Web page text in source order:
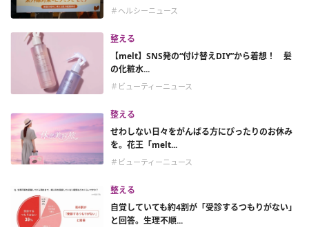
＃ヘルシーニュース
整える
【melt】SNS発の“付け替えDIY”から着想！ 髪
の化粧水...
＃ビューティーニュース
整える
せわしない日々をがんばる方にぴったりのお休み
を。花王「melt...
＃ビューティーニュース
整える
自覚していても約4割が「受診するつもりがない」
と回答。生理不順...